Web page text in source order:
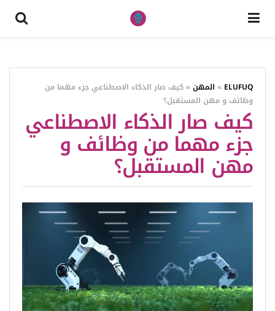
ELUFUQ
» المهن »كيف صار الذكاء الاصطناعي جزء مهما من
وظائف و مهن المستقبل؟
كيف صار الذكاء الاصطناعي
جزء مهما من وظائف و
مهن المستقبل؟